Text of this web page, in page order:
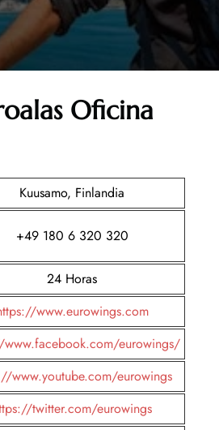
Oficina
Kuusamo, Finlandia
+49 180 6 320 320
24 Horas
www.eurowings.com
eurowings/
www.youtube.com/eurowings
twitter.com/eurowings